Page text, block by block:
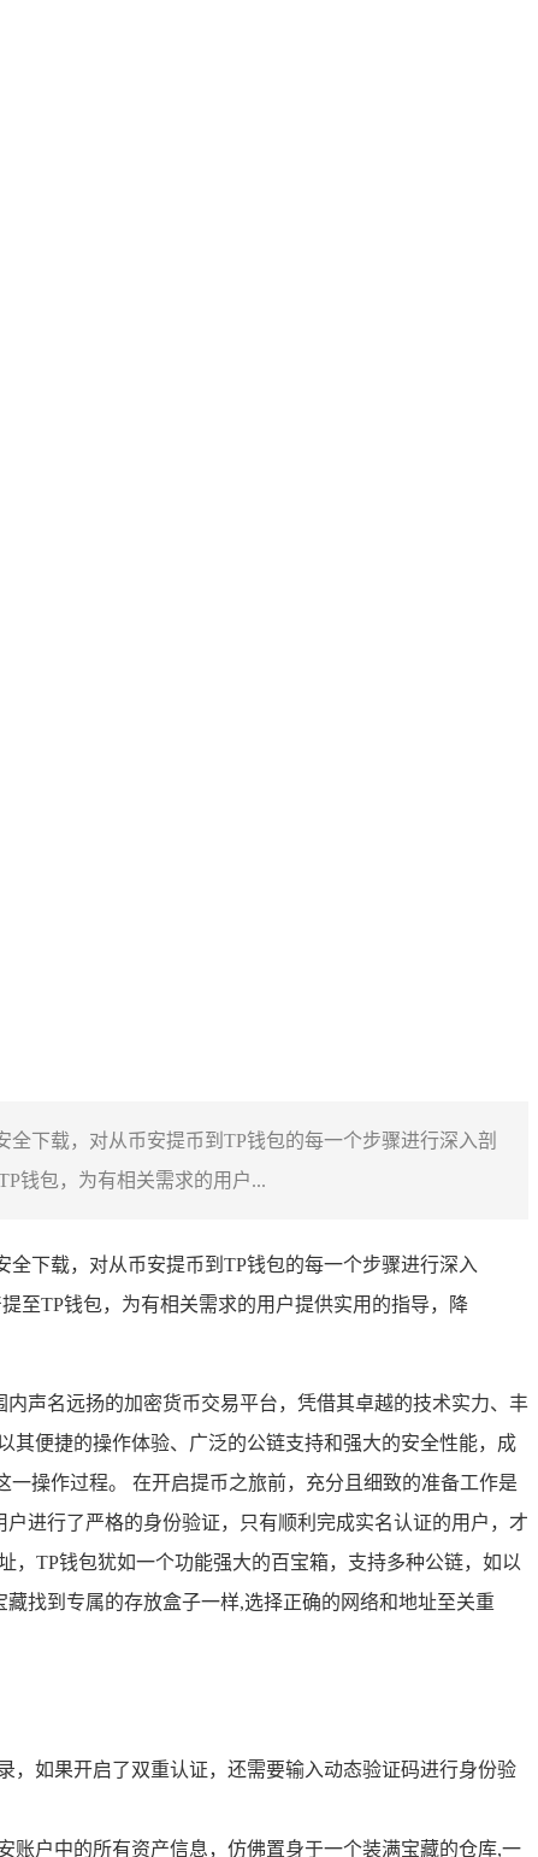
下载，对从币安提币到TP钱包的每一个步骤进行深入剖
钱包，为有相关需求的用户...
下载，对从币安提币到TP钱包的每一个步骤进行深入
至TP钱包，为有相关需求的用户提供实用的指导，降
声名远扬的加密货币交易平台，凭借其卓越的技术实力、丰
其便捷的操作体验、广泛的公链支持和强大的安全性能，成
操作过程。 在开启提币之旅前，充分且细致的准备工作是
进行了严格的身份验证，只有顺利完成实名认证的用户，才
TP钱包犹如一个功能强大的百宝箱，支持多种公链，如以
找到专属的存放盒子一样,选择正确的网络和地址至关重
，如果开启了双重认证，还需要输入动态验证码进行身份验
账户中的所有资产信息，仿佛置身于一个装满宝藏的仓库,一